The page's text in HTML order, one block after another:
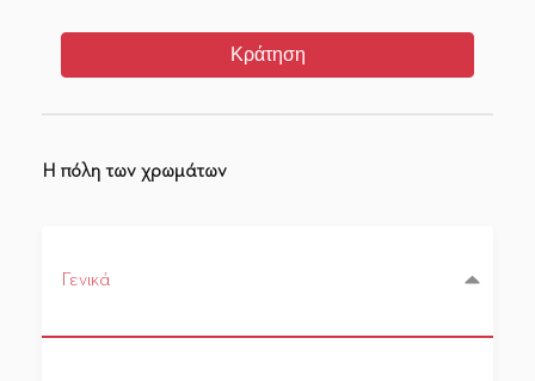
Κράτηση
Η πόλη των χρωμάτων
Γενικά